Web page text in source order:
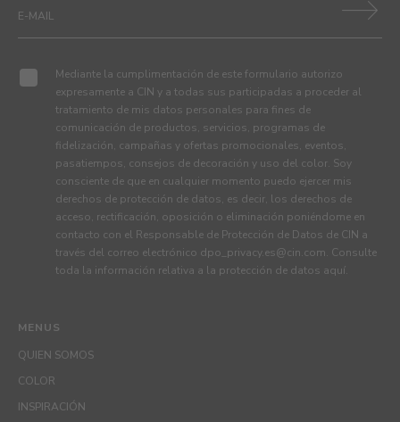
MENUS
QUIEN SOMOS
COLOR
INSPIRACIÓN
Mediante la cumplimentación de este formulario autorizo
expresamente a CIN y a todas sus participadas a proceder al
tratamiento de mis datos personales para fines de
comunicación de productos, servicios, programas de
fidelización, campañas y ofertas promocionales, eventos,
pasatiempos, consejos de decoración y uso del color. Soy
consciente de que en cualquier momento puedo ejercer mis
derechos de protección de datos, es decir, los derechos de
acceso, rectificación, oposición o eliminación poniéndome en
contacto con el Responsable de Protección de Datos de CIN a
través del correo electrónico dpo_privacy.es@cin.com. Consulte
toda la información relativa a la protección de datos aquí.